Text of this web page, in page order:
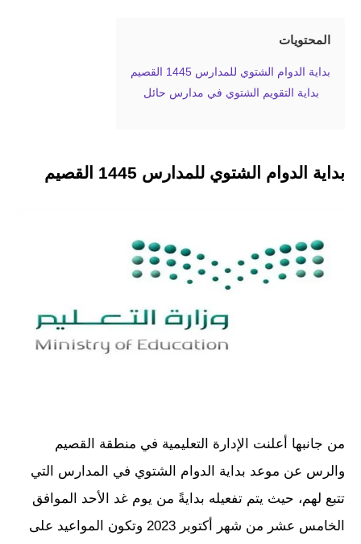
المحتويات
بداية الدوام الشتوي للمدارس 1445 القصيم
بداية التقويم الشتوي في مدارس حائل
بداية الدوام الشتوي للمدارس 1445 القصيم
من جانبها أعلنت الإدارة التعليمية في منطقة القصيم
والرس عن موعد بداية الدوام الشتوي في المدارس التي
تتبع لهم، حيث يتم تفعيله بدايةً من يوم غد الأحد الموافق
الخامس عشر من شهر أكتوبر 2023 وتكون المواعيد على